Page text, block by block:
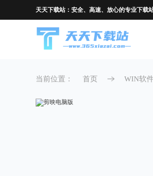
天天下载站：安全、高速、放心的专业下载
当前位置： 首页 WIN软